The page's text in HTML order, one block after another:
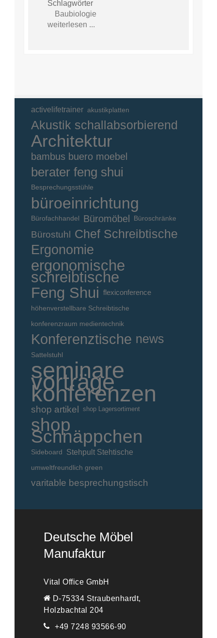
Schlagwörter
Baubiologie
weiterlesen ...
activelifetrainer akustikplatten
Akustik schallabsorbierend
Architektur
bambus buero moebel
berater feng shui
Besprechungsstühle
büroeinrichtung
Bürofachhandel Büromöbel Büroschränke
Bürostuhl Chef Schreibtische
Ergonomie
ergonomische
schreibtische
Feng Shui flexiconference
höhenverstellbare Schreibtische
konferenzraum medientechnik
Konferenztische news
Sattelstuhl
seminare
vorträge
konferenzen
shop artikel shop Lagersortiment
shop
Schnäppchen
Sideboard Stehpult Stehtische
umweltfreundlich green
varitable besprechungstisch
Deutsche Möbel
Manufaktur
Vital Office GmbH
D-75334 Straubenhardt,
Holzbachtal 204
+49 7248 93566-90